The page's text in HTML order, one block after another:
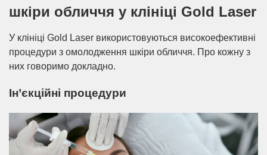
шкіри обличчя у клініці Gold Laser
У клініці Gold Laser використовуються високоефективні
процедури з омолодження шкіри обличчя. Про кожну з
них говоримо докладно.
Ін’єкційні процедури